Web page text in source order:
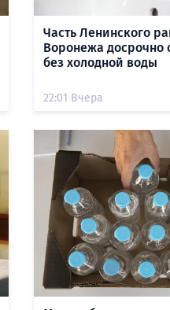
Часть Ленинского
Воронежа досрочно
без холодной воды
22:01 Вчера